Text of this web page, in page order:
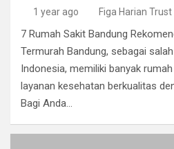
1 year ago Figa Harian Trust
7 Rumah Sakit Bandung
Termurah Bandung, sebagai
Indonesia, memiliki banyak
layanan kesehatan berkualitas
Bagi Anda…